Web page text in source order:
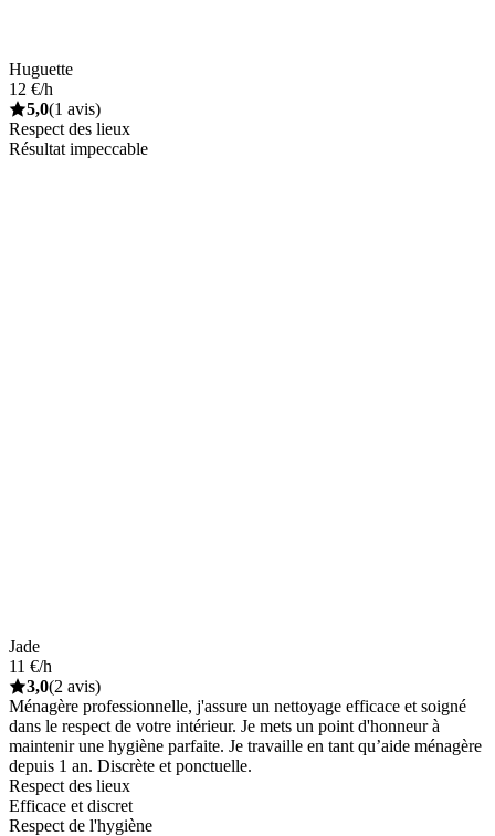
Huguette
12 €/h
5,0(1 avis)
Respect des lieux
Résultat impeccable
Jade
11 €/h
3,0(2 avis)
Ménagère professionnelle, j'assure un nettoyage efficace et soigné
dans le respect de votre intérieur. Je mets un point d'honneur à
maintenir une hygiène parfaite. Je travaille en tant qu’aide ménagère
depuis 1 an. Discrète et ponctuelle.
Respect des lieux
Efficace et discret
Respect de l'hygiène